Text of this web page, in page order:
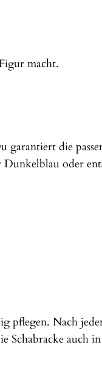
macht.
garantiert die
Dunkelblau oder
pflegen. Nach
Schabracke auch